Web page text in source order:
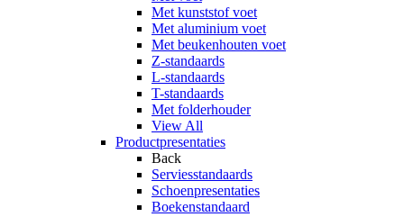
Met kunststof voet
Met aluminium voet
Met beukenhouten voet
Z-standaards
L-standaards
T-standaards
Met folderhouder
View All
Productpresentaties
Back
Serviesstandaards
Schoenpresentaties
Boekenstandaard